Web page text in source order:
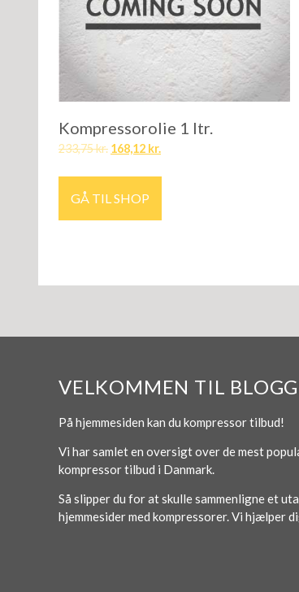
Kompressorolie 1 ltr.
233,75kr. 168,12 kr.
GÅ TIL SHOP
VELKOMMEN TIL
På hjemmesiden kan du kompressor tilbud!
Vi har samlet en oversigt over de mest
kompressor tilbud i Danmark.
Så slipper du for at skulle sammenligne et
hjemmesider med kompressorer. Vi hjælper